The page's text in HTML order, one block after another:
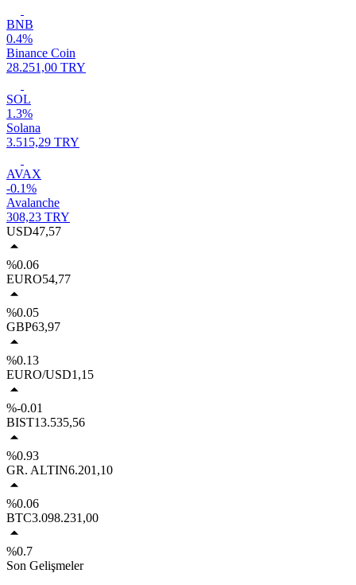
BNB
0.4%
Binance Coin
28.251,00 TRY
SOL
1.3%
Solana
3.515,29 TRY
AVAX
-0.1%
Avalanche
308,23 TRY
USD47,57
%0.06
EURO54,77
%0.05
GBP63,97
%0.13
EURO/USD1,15
%-0.01
BIST13.535,56
%0.93
GR. ALTIN6.201,10
%0.06
BTC3.098.231,00
%0.7
Son Gelişmeler